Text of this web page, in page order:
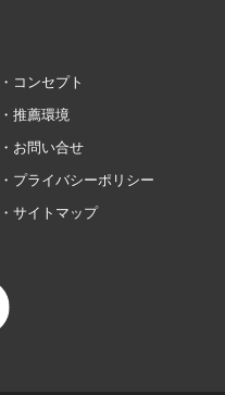
コンセプト
推薦環境
お問い合せ
プライバシーポリシー
サイトマップ